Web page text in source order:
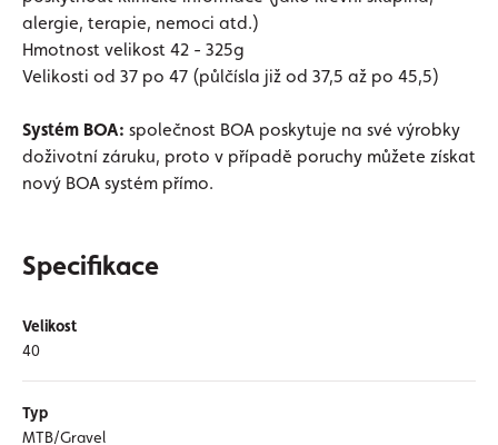
alergie, terapie, nemoci atd.)
Hmotnost velikost 42 - 325g
Velikosti od 37 po 47 (půlčísla již od 37,5 až po 45,5)
Systém BOA: společnost BOA poskytuje na své výrobky
doživotní záruku, proto v případě poruchy můžete získat
nový BOA systém přímo.
Specifikace
Velikost
40
Typ
MTB/Gravel